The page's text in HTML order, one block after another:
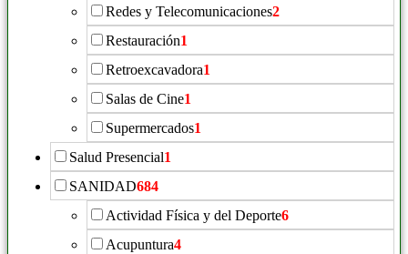
Redes y Telecomunicaciones2
Restauración1
Retroexcavadora1
Salas de Cine1
Supermercados1
Salud Presencial1
SANIDAD684
Actividad Física y del Deporte6
Acupuntura4